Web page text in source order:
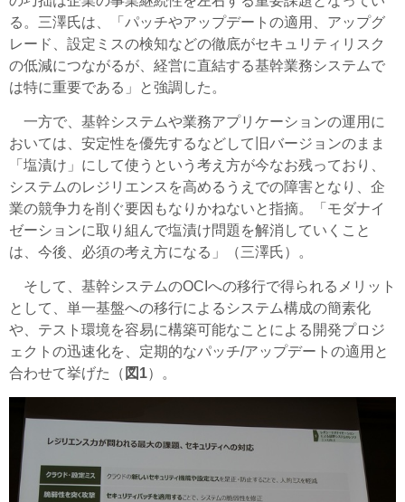
る。三澤氏は、「パッチやアップデートの適用、アップグ
レード、設定ミスの検知などの徹底がセキュリティリスク
の低減につながるが、経営に直結する基幹業務システムで
は特に重要である」と強調した。
一方で、基幹システムや業務アプリケーションの運用に
おいては、安定性を優先するなどして旧バージョンのまま
「塩漬け」にして使うという考え方が今なお残っており、
システムのレジリエンスを高めるうえでの障害となり、企
業の競争力を削ぐ要因もなりかねないと指摘。「モダナイ
ゼーションに取り組んで塩漬け問題を解消していくこと
は、今後、必須の考え方になる」（三澤氏）。
そして、基幹システムのOCIへの移行で得られるメリット
として、単一基盤への移行によるシステム構成の簡素化
や、テスト環境を容易に構築可能なことによる開発プロジ
ェクトの迅速化を、定期的なパッチ/アップデートの適用と
合わせて挙げた（ 図1）。